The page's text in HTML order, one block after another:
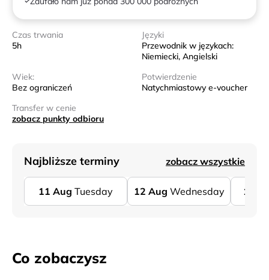
Czas trwania
5h
Języki
Przewodnik w językach:
Niemiecki, Angielski
Wiek:
Bez ograniczeń
Potwierdzenie
Natychmiastowy e-voucher
Transfer w cenie
zobacz punkty odbioru
Najbliższe terminy zobacz wszystkie
11 Aug Tuesday 12 Aug Wednesday 13
Co zobaczysz